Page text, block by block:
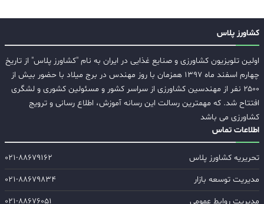
کشاورز پلاس
اولین تلویزیون کشاورزی و صنایع غذایی در ایران به نام "کشاورز پلاس" از تاریخ
چهارم اسفند ماه ۱۳۹۷ همزمان با روز مهندس در برج میلاد با حضور بیش از
۲۵۰۰ نفر از مهندسین کشاورزی از سراسر کشور و مسئولین کشوری و لشگری
افتتاح شد. که مهمترین رسالت این رسانه آموزش، اطلاع رسانی و ترویج
کشاورزی می باشد
اطلاعات تماس
تحریریه کشاورز پلاس
۰۲۱-۸۸۶۷۹۱۶۲
مدیریت توسعه بازار
۰۲۱-۸۸۶۷۹۸۳۴
مدیریت روابط عمومی
۰۲۱-۸۸۶۷۶۰۵۱